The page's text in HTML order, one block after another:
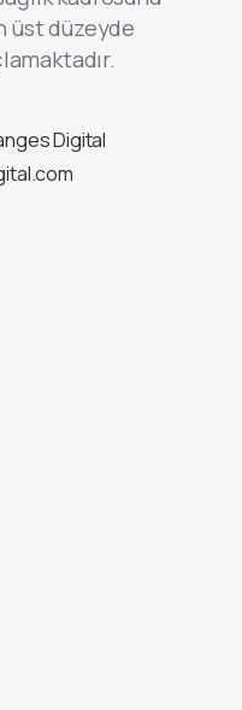
üst düzeyde
Digital